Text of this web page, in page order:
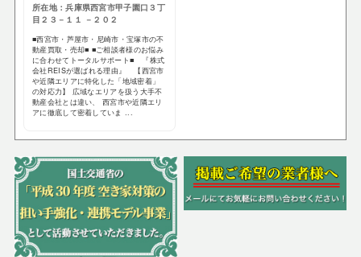
所在地：兵庫県西宮市甲子園口３丁
目２３－１１ －２０２
■西宮市・芦屋市・尼崎市・宝塚市の不
動産買取・売却■ ■ご相談者様のお悩み
に合わせてトータルサポート■ 『株式
会社REISが選ばれる理由』 【西宮市
や近隣エリアに特化した「地域密着」
の対応力】 広域なエリアを扱う大手不
動産会社とは違い、 西宮市や近隣エリ
アに徹底して密着していま ...